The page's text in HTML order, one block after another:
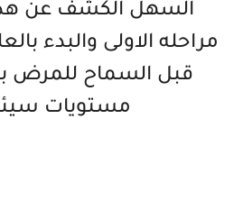
السهل الكشف عن
مراحله الاولى والبدء
قبل السماح للمرض
مستويات